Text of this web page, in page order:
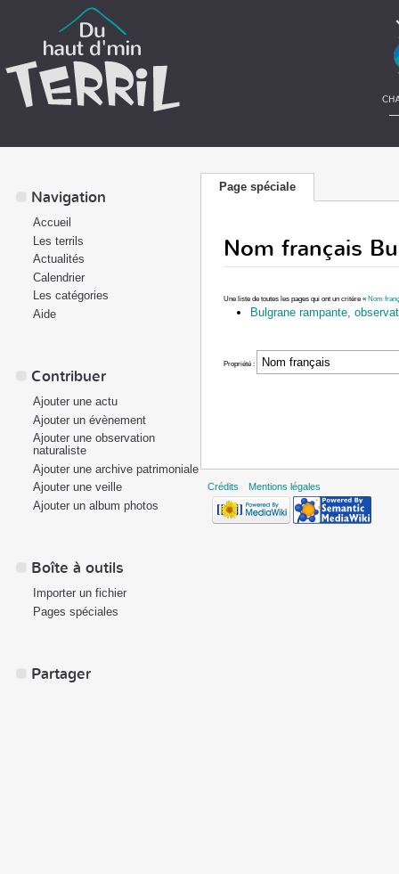
Page spéciale
Nom français
Une liste de toutes les pages qui ont un critère « Nom
Bulgrane rampante,
Propriété :
Navigation
Accueil
Les terrils
Actualités
Calendrier
Les catégories
Aide
Contribuer
Ajouter une actu
Ajouter un évènement
Ajouter une observation
naturaliste
Ajouter une archive patrimoniale
Ajouter une veille
Ajouter un album photos
Boîte à outils
Importer un fichier
Pages spéciales
Partager
Crédits Mentions légales